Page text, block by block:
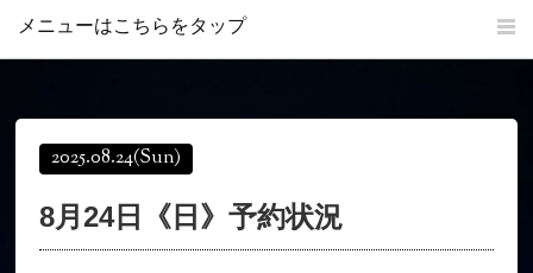
メニューはこちらをタップ
オンラインショップ
育毛コース よくある質問
2025.08.24(Sun)
8月24日《日》予約状況